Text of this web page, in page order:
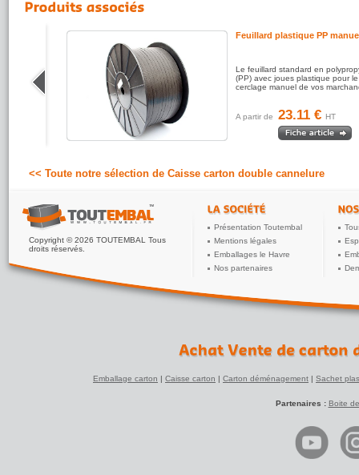
Feuillard plastique PP
Le feuillard standard en
(PP) avec joues plastique pour le
cerclage manuel de vos
A partir de 23.11 € HT
<< Toute notre sélection de Caisse carton double cannelure
Copyright © 2026 TOUTEMBAL Tous
droits réservés.
Présentation Toutembal
Mentions légales
Emballages le Havre
Nos partenaires
Emballage carton | Caisse carton | Carton déménagement | Sachet
Partenaires : Boite